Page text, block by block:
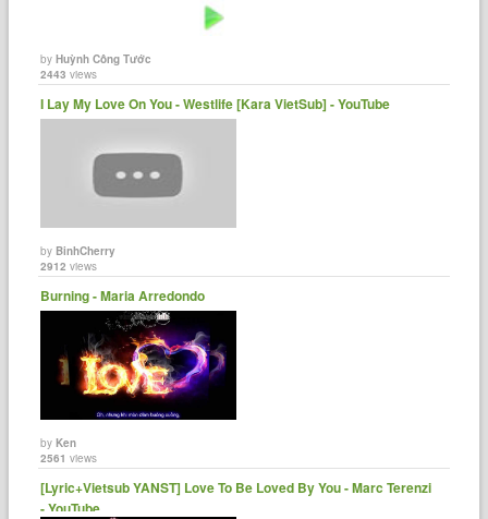
byHuỳnh Công Tước
2443 views
I Lay My Love On You - Westlife [Kara VietSub] - YouTube
by BinhCherry
2912 views
Burning - Maria Arredondo
byKen
2561 views
[Lyric+Vietsub YANST] Love To Be Loved By You - Marc Terenzi
- YouTube